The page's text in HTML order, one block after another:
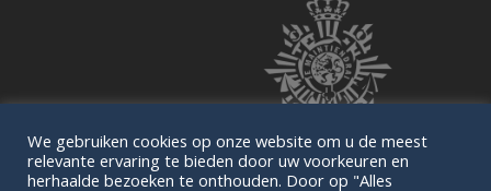
We gebruiken cookies op onze website om u de meest
relevante ervaring te bieden door uw voorkeuren en
herhaalde bezoeken te onthouden. Door op "Alles